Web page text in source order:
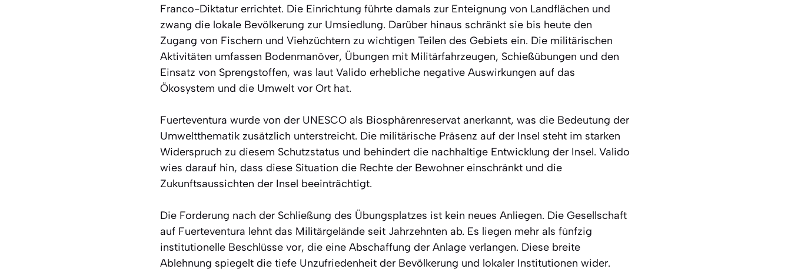
Franco-Diktatur errichtet. Die Einrichtung führte damals zur Enteignung von Landflächen und
zwang die lokale Bevölkerung zur Umsiedlung. Darüber hinaus schränkt sie bis heute den
Zugang von Fischern und Viehzüchtern zu wichtigen Teilen des Gebiets ein. Die militärischen
Aktivitäten umfassen Bodenmanöver, Übungen mit Militärfahrzeugen, Schießübungen und den
Einsatz von Sprengstoffen, was laut Valido erhebliche negative Auswirkungen auf das
Ökosystem und die Umwelt vor Ort hat.
Fuerteventura wurde von der UNESCO als Biosphärenreservat anerkannt, was die Bedeutung der
Umweltthematik zusätzlich unterstreicht. Die militärische Präsenz auf der Insel steht im starken
Widerspruch zu diesem Schutzstatus und behindert die nachhaltige Entwicklung der Insel. Valido
wies darauf hin, dass diese Situation die Rechte der Bewohner einschränkt und die
Zukunftsaussichten der Insel beeinträchtigt.
Die Forderung nach der Schließung des Übungsplatzes ist kein neues Anliegen. Die Gesellschaft
auf Fuerteventura lehnt das Militärgelände seit Jahrzehnten ab. Es liegen mehr als fünfzig
institutionelle Beschlüsse vor, die eine Abschaffung der Anlage verlangen. Diese breite
Ablehnung spiegelt die tiefe Unzufriedenheit der Bevölkerung und lokaler Institutionen wider.